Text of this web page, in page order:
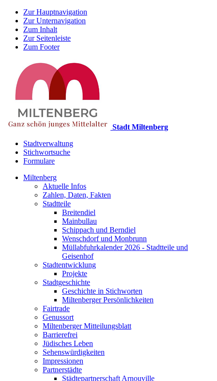
Zur Hauptnavigation
Zur Unternavigation
Zum Inhalt
Zur Seitenleiste
Zum Footer
Stadt Miltenberg
Stadtverwaltung
Stichwortsuche
Formulare
Miltenberg
Aktuelle Infos
Zahlen, Daten, Fakten
Stadtteile
Breitendiel
Mainbullau
Schippach und Berndiel
Wenschdorf und Monbrunn
Müllabfuhrkalender 2026 - Stadtteile und
Geisenhof
Stadtentwicklung
Projekte
Stadtgeschichte
Geschichte in Stichworten
Miltenberger Persönlichkeiten
Fairtrade
Genussort
Miltenberger Mitteilungsblatt
Barrierefrei
Jüdisches Leben
Sehenswürdigkeiten
Impressionen
Partnerstädte
Städtepartnerschaft Arnouville